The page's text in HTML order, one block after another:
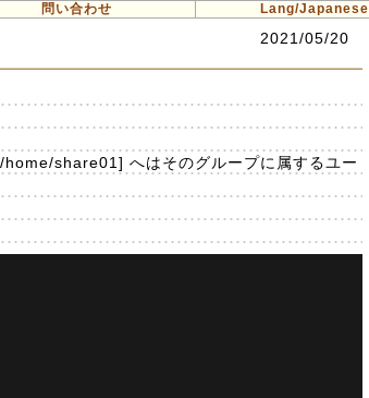
問い合わせ Lang/Japanese
2021/05/20
share01] へはそのグループに属するユー